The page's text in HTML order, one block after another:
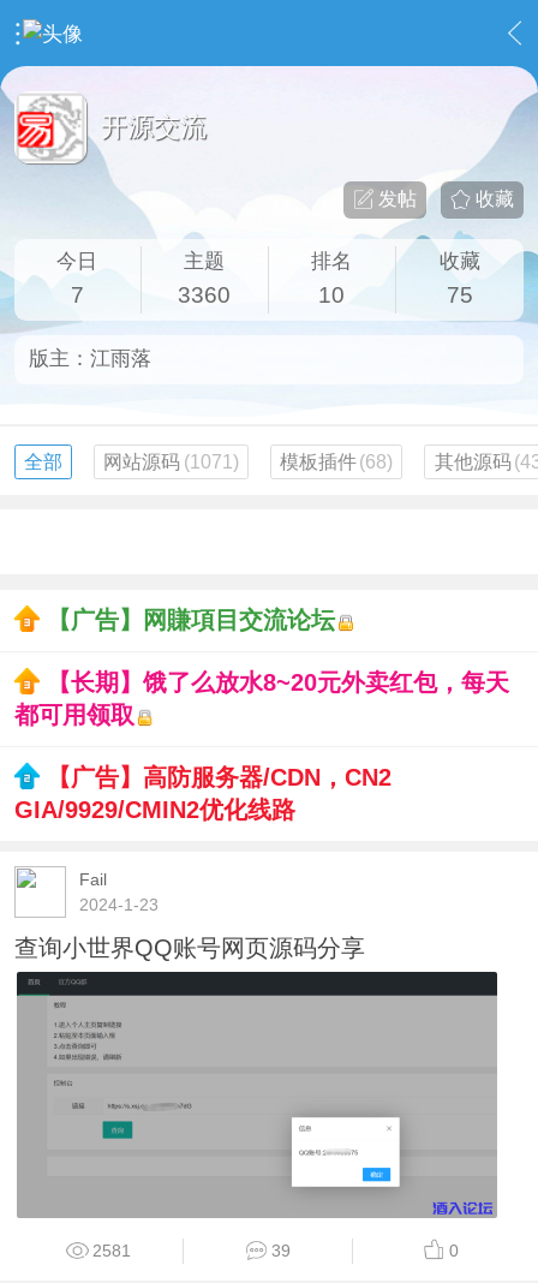
社区广场 › 开源交流
开源交流
收藏
发帖
今日
7
主题
3360
排名
10
收藏
75
版主： 江雨落
全部 网站源码 (1071) 模板插件(68) 其他源码
【广告】网賺項目交流论坛
【长期】饿了么放水8~20元外卖红包，每天
都可用领取
【广告】高防服务器/CDN，CN2
GIA/9929/CMIN2优化线路
Fail
2024-1-23
查询小世界QQ账号网页源码分享
2581 39 0